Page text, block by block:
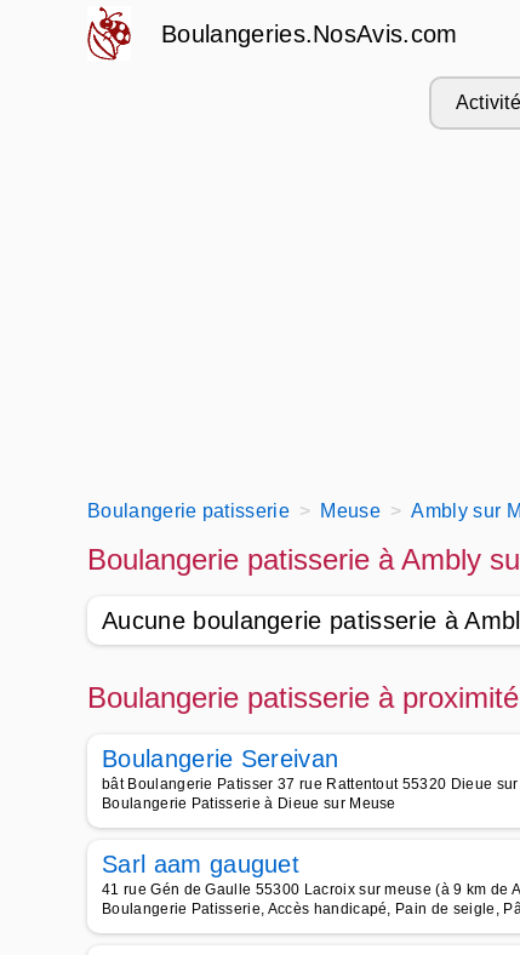
Boulangeries.NosAvis.com
Boulangerie patisserie Meuse Ambly sur
Boulangerie patisserie à Ambly
Aucune boulangerie patisserie à
Boulangerie patisserie à
Boulangerie Sereivan
bât Boulangerie Patisser 37 rue Rattentout 55320 Dieue
Boulangerie Patisserie à Dieue sur Meuse
Sarl aam gauguet
41 rue Gén de Gaulle 55300 Lacroix sur meuse (à 9 km de
Boulangerie Patisserie, Accès handicapé, Pain de seigle,